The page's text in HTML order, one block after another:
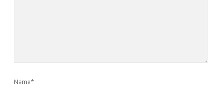
Name*